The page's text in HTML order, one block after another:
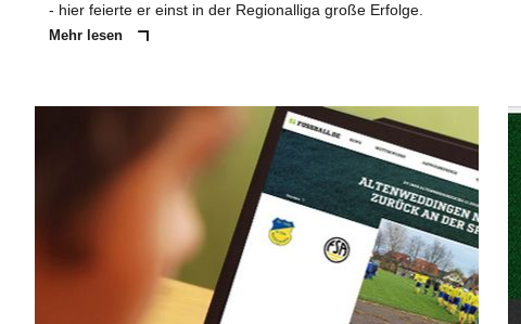
- hier feierte er einst in der Regionalliga große Erfolge.
Mehr lesen